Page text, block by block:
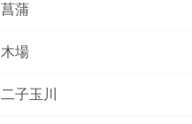
菖蒲
木場
二子玉川